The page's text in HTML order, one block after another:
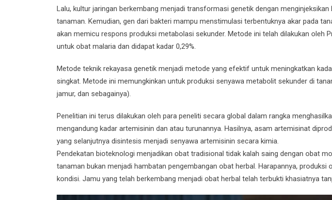
Lalu, kultur jaringan berkembang menjadi transformasi genetik dengan
tanaman. Kemudian, gen dari bakteri mampu menstimulasi terbentuknya akar pada
akan memicu respons produksi metabolasi sekunder. Metode ini telah dilakukan oleh
untuk obat malaria dan didapat kadar 0,29%.
Metode teknik rekayasa genetik menjadi metode yang efektif untuk meningkatkan
singkat. Metode ini memungkinkan untuk produksi senyawa metabolit sekunder di
jamur, dan sebagainya).
Penelitian ini terus dilakukan oleh para peneliti secara global dalam rangka
mengandung kadar artemisinin dan atau turunannya. Hasilnya, asam artemisinat
yang selanjutnya disintesis menjadi senyawa artemisinin secara kimia.
Pendekatan bioteknologi menjadikan obat tradisional tidak kalah saing dengan obat
tanaman bukan menjadi hambatan pengembangan obat herbal. Harapannya, produksi
kondisi. Jamu yang telah berkembang menjadi obat herbal telah terbukti khasiatnya